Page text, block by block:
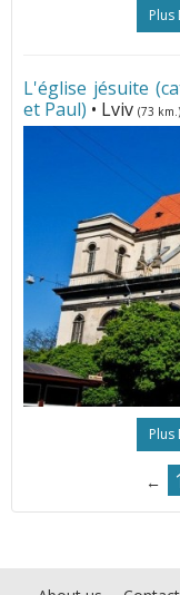
Plus
L'église jésuite
et Paul) • Lviv (73 km.)
Plus
←